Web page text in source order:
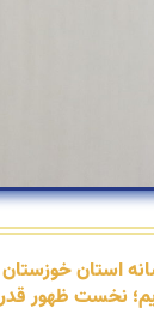
استان خوزستان
داریم؛ نخست